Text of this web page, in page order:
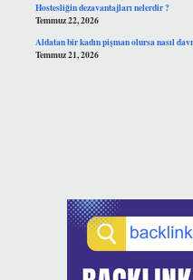
Hostesliğin dezavantajları nelerdir ?
Temmuz 22, 2026
Aldatan bir kadın pişman olursa nasıl
Temmuz 21, 2026